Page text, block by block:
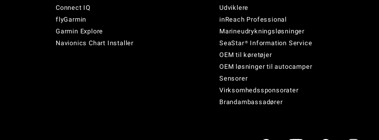
Connect IQ
flyGarmin
Garmin Explore
Navionics Chart Installer
Udviklere
inReach Professional
Marineudrykningsløsninger
SeaStar® Information Service
OEM til køretøjer
OEM løsninger til autocamper
Sensorer
Virksomhedssponsorater
Brandambassadører